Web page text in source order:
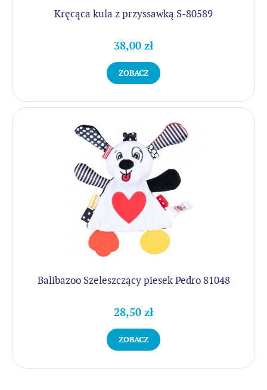
Kręcąca kula z przyssawką S-80589
38,00 zł
ZOBACZ
Balibazoo Szeleszczący piesek Pedro 81048
28,50 zł
ZOBACZ